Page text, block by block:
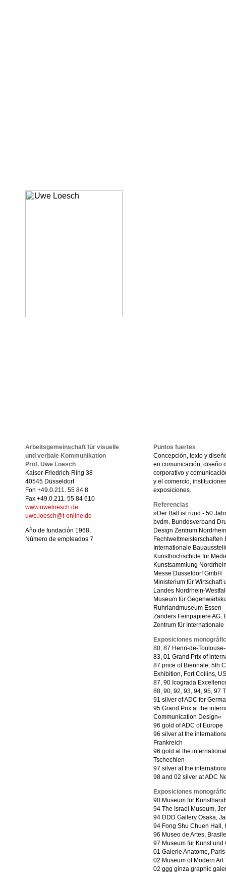
Arbeitsgemeinschaft für visuelle
und verbale Kommunikation
Prof. Uwe Loesch
Kaiser-Friedrich-Ring 38
40545 Düsseldorf
Fon +49.0.211. 55 84 8
Fax +49.0.211. 55 84 610
www.uweloesch.de
uwe.loesch@t-online.de
Año de fundación 1968,
Número de empleados 7
Puntos fuertes
Concepción, texto y
en comunicación, diseño
corporativo y
y el comercio,
exposiciones.
Referencias
»Der Ball ist rund - 50
bvdm. Bundesverband
Design Zentrum
Fechtweltmeisterschaften
Internationale
Kunsthochschule für
Kunstsammlung
Messe Düsseldorf GmbH
Ministerium für Wirtschaft
Landes Nordrhein-
Museum für
Ruhrlandmuseum Essen
Zanders Feinpapiere AG,
Zentrum für
Exposiciones
80, 87 Henri-de-
83, 01 Grand Prix of
87 price of Biennale, 5th
Exhibition, Fort Collins,
87, 90 Icograda
88, 90, 92, 93, 94, 95, 97
91 silver of ADC for
95 Grand Prix at the
Communication Design«
96 gold of ADC of Europe
96 silver at the
Frankreich
96 gold at the
Tschechien
97 silver at the
98 and 02 silver at ADC
Exposiciones
90 Museum für
94 The Israel Museum,
94 DDD Gallery Osaka,
94 Fong Shu Chuen Hall,
96 Museo de Artes,
97 Museum für Kunst
01 Galerie Anatome, Paris
02 Museum of Modern Art
02 ggg ginza graphic